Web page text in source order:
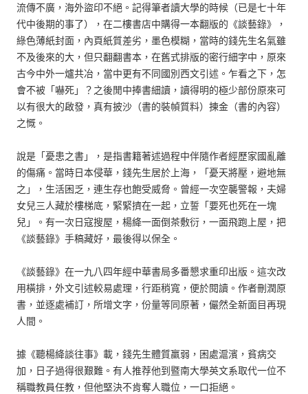
流傳不廣，海外盜印不絕。記得筆者讀大學的時候（已是七十年
代中後期的事了），在二樓書店中購得一本翻版的《談藝錄》，
綠色薄紙封面，內頁紙質差劣，墨色模糊，當時的錢先生名氣雖
不及後來的大，但只翻翻書本，在舊式排版的密行細字中，原來
古今中外一爐共冶，當中更有不同國別西文引述。乍看之下，怎
會不被「嚇死」？之後閒中捧書細讀，讀得明的極少部份原來可
以有很大的啟發，真有披沙（書的裝幀質料）揀金（書的內容）
之慨。
說是「憂患之書」，是指書籍著述過程中伴隨作者經歷家國亂離
的傷痛。當時日本侵華，錢先生居於上海，「憂天將壓，避地無
之」，生活困乏，連生存也飽受威脅。曾經一次空襲警報，夫婦
女兒三人藏於樓梯底，緊緊擠在一起，立誓「要死也死在一塊
兒」。有一次日寇搜屋，楊絳一面倒茶敷衍，一面飛跑上屋，把
《談藝錄》手稿藏好，最後得以保全。
《談藝錄》在一九八四年經中華書局多番懇求重印出版。這次改
用橫排，外文引述較易處理，行距稍寬，便於閱讀。作者刪潤原
書，並逐處補訂，所增文字，份量等同原著，儼然全新面目再現
人間。
據《聽楊絳談往事》載，錢先生體質羸弱，困處滬濱，貧病交
加，日子過得很艱難。有人推荐他到暨南大學英文系取代一位不
稱職教員任教，但他堅決不肯奪人職位，一口拒絕。